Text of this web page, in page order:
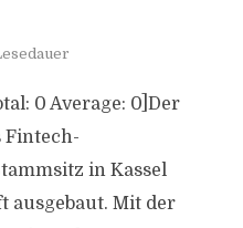
0 Average: 0]Der
Fintech-
in Kassel
ausgebaut. Mit der